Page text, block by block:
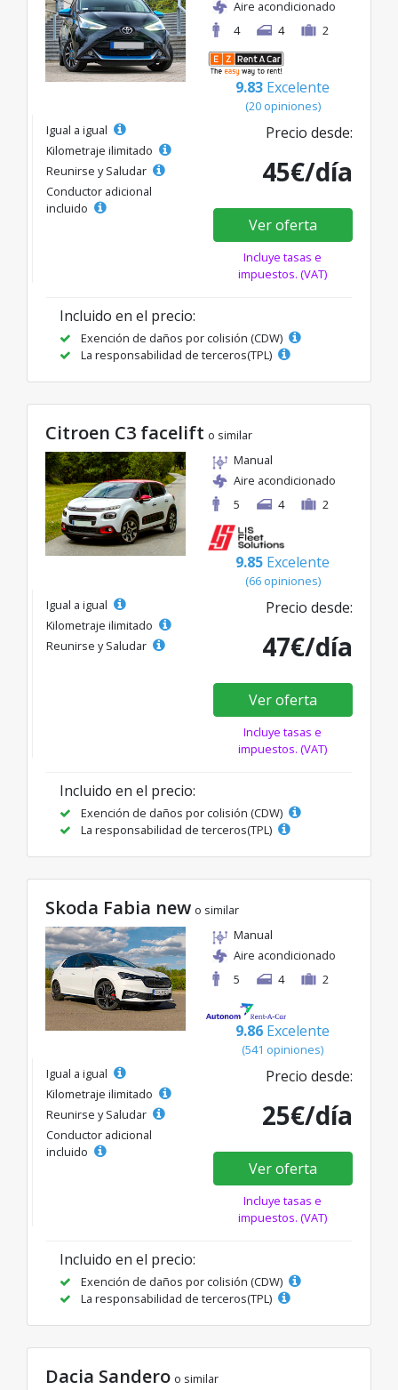
Aire acondicionado
4
4 2
9.83 Excelente
(20 opiniones)
Igual a igual
Kilometraje ilimitado
Reunirse y Saludar
Conductor adicional
incluido
Precio desde:
45€/día
Ver oferta
Incluye tasas e
impuestos. (VAT)
Incluido en el precio:
Exención de daños por colisión (CDW)
La responsabilidad de terceros(TPL)
Citroen C3 facelift o similar
Manual
Aire acondicionado
5
4 2
9.85 Excelente
(66 opiniones)
Igual a igual
Kilometraje ilimitado
Reunirse y Saludar
Precio desde:
47€/día
Ver oferta
Incluye tasas e
impuestos. (VAT)
Incluido en el precio:
Exención de daños por colisión (CDW)
La responsabilidad de terceros(TPL)
Skoda Fabia new o similar
Manual
Aire acondicionado
5
4 2
9.86 Excelente
(541 opiniones)
Igual a igual
Kilometraje ilimitado
Reunirse y Saludar
Conductor adicional
incluido
Precio desde:
25€/día
Ver oferta
Incluye tasas e
impuestos. (VAT)
Incluido en el precio:
Exención de daños por colisión (CDW)
La responsabilidad de terceros(TPL)
Dacia Sandero o similar